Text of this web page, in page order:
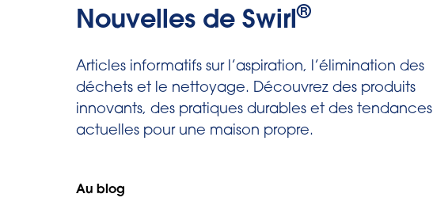
Nouvelles de Swirl®
Articles informatifs sur l’aspiration, l’élimination des
déchets et le nettoyage. Découvrez des produits
innovants, des pratiques durables et des tendances
actuelles pour une maison propre.
Au blog